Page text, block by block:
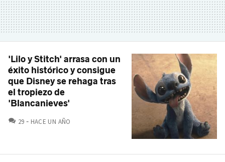
'Lilo y Stitch' arrasa con un
éxito histórico y consigue
que Disney se rehaga tras
el tropiezo de
'Blancanieves'
29 COMENTARIOS
HACE UN AÑO